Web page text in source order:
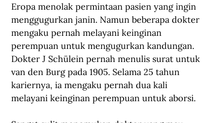
Eropa menolak permintaan pasien yang ingin
menggugurkan janin. Namun beberapa dokter
mengaku pernah melayani keinginan
perempuan untuk mengugurkan kandungan.
Dokter J Schülein pernah menulis surat untuk
van den Burg pada 1905. Selama 25 tahun
kariernya, ia mengaku pernah dua kali
melayani keinginan perempuan untuk aborsi.